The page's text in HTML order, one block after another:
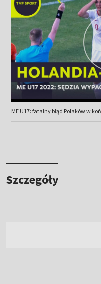
ME U17: fatalny błąd Polaków w
Szczegóły